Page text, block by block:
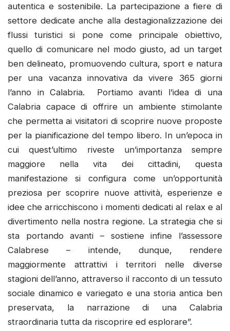
autentica e sostenibile. La partecipazione a fiere di
settore dedicate anche alla destagionalizzazione dei
flussi turistici si pone come principale obiettivo,
quello di comunicare nel modo giusto, ad un target
ben delineato, promuovendo cultura, sport e natura
per una vacanza innovativa da vivere 365 giorni
l’anno in Calabria. Portiamo avanti l’idea di una
Calabria capace di offrire un ambiente stimolante
che permetta ai visitatori di scoprire nuove proposte
per la pianificazione del tempo libero. In un’epoca in
cui quest’ultimo riveste un’importanza sempre
maggiore nella vita dei cittadini, questa
manifestazione si configura come un’opportunità
preziosa per scoprire nuove attività, esperienze e
idee che arricchiscono i momenti dedicati al relax e al
divertimento nella nostra regione. La strategia che si
sta portando avanti – sostiene infine l’assessore
Calabrese – intende, dunque, rendere
maggiormente attrattivi i territori nelle diverse
stagioni dell’anno, attraverso il racconto di un tessuto
sociale dinamico e variegato e una storia antica ben
preservata, la narrazione di una Calabria
straordinaria tutta da riscoprire ed esplorare”.